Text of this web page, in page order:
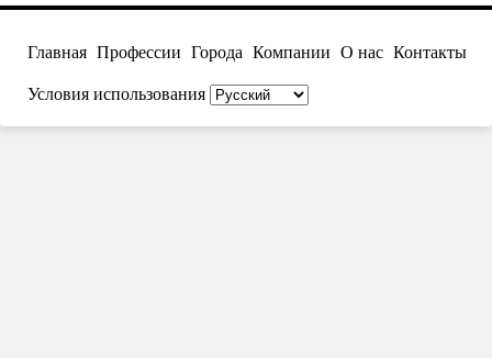
Главная Профессии Города Компании О нас Контакты
Условия использования